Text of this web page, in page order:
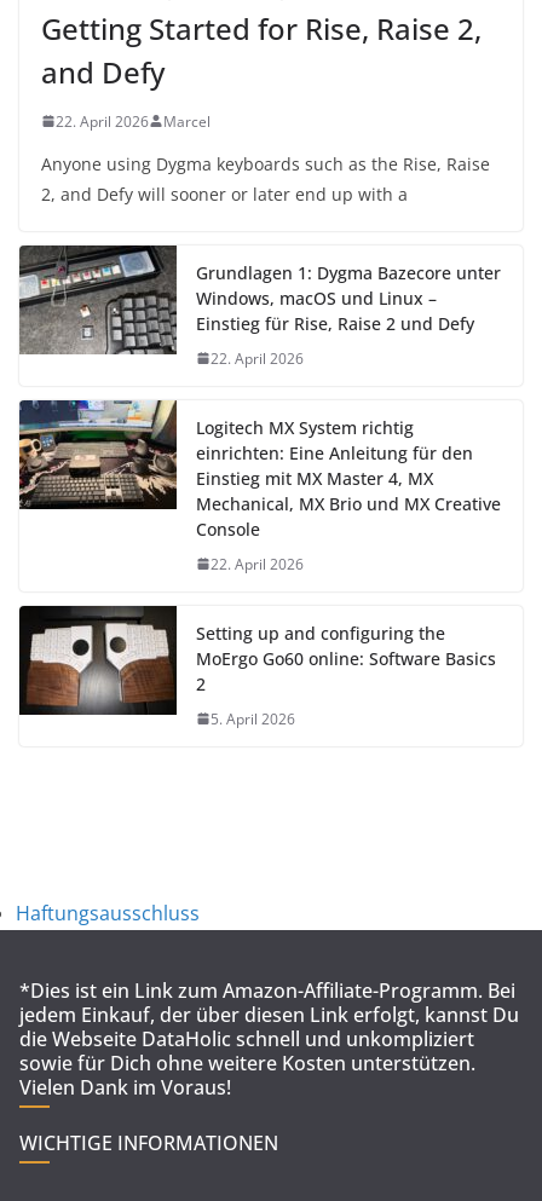
Getting Started for Rise, Raise 2,
and Defy
22. April 2026 Marcel
Anyone using Dygma keyboards such as the Rise, Raise
2, and Defy will sooner or later end up with a
Grundlagen 1: Dygma Bazecore unter
Windows, macOS und Linux –
Einstieg für Rise, Raise 2 und Defy
22. April 2026
Logitech MX System richtig
einrichten: Eine Anleitung für den
Einstieg mit MX Master 4, MX
Mechanical, MX Brio und MX Creative
Console
22. April 2026
Setting up and configuring the
MoErgo Go60 online: Software Basics
2
5. April 2026
Haftungsausschluss
*Dies ist ein Link zum Amazon-Affiliate-Programm. Bei
jedem Einkauf, der über diesen Link erfolgt, kannst Du
die Webseite DataHolic schnell und unkompliziert
sowie für Dich ohne weitere Kosten unterstützen.
Vielen Dank im Voraus!
WICHTIGE INFORMATIONEN